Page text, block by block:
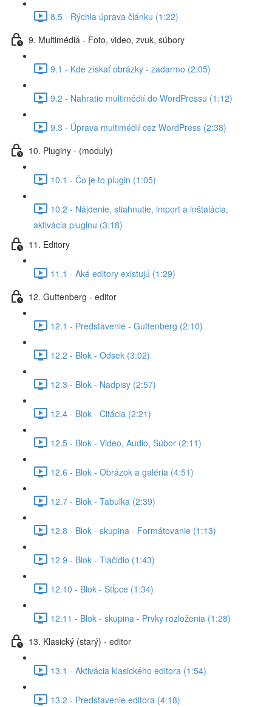
8.5 - Rýchla úprava článku (1:22)
9. Multimédiá - Foto, video, zvuk, súbory
9.1 - Kde získať obrázky - zadarmo (2:05)
9.2 - Nahratie multimédií do WordPressu (1:12)
9.3 - Úprava multimédií cez WordPress (2:38)
10. Pluginy - (moduly)
10.1 - Čo je to plugin (1:05)
10.2 - Nájdenie, stiahnutie, import a inštalácia,
aktivácia pluginu (3:18)
11. Editory
11.1 - Aké editory existujú (1:29)
12. Guttenberg - editor
12.1 - Predstavenie - Guttenberg (2:10)
12.2 - Blok - Odsek (3:02)
12.3 - Blok - Nadpisy (2:57)
12.4 - Blok - Citácia (2:21)
12.5 - Blok - Video, Audio, Súbor (2:11)
12.6 - Blok - Obrázok a galéria (4:51)
12.7 - Blok - Tabuľka (2:39)
12.8 - Blok - skupina - Formátovanie (1:13)
12.9 - Blok - Tlačidlo (1:43)
12.10 - Blok - Stĺpce (1:34)
12.11 - Blok - skupina - Prvky rozloženia (1:28)
13. Klasický (starý) - editor
13.1 - Aktivácia klasického editora (1:54)
13.2 - Predstavenie editora (4:18)